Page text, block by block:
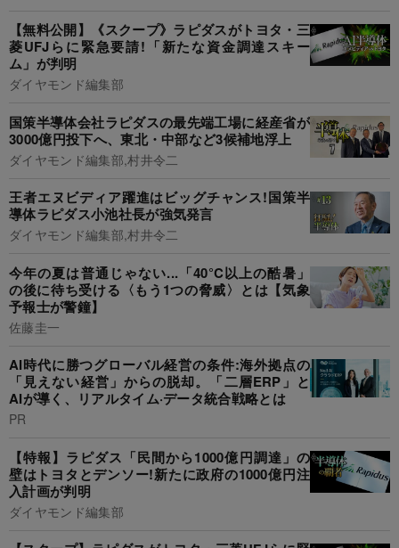
【無料公開】《スクープ》ラピダスがトヨタ・三
菱UFJらに緊急要請!「新たな資金調達スキー
ム」が判明
ダイヤモンド編集部
国策半導体会社ラピダスの最先端工場に経産省が
3000億円投下へ、東北・中部など3候補地浮上
ダイヤモンド編集部,村井令二
王者エヌビディア躍進はビッグチャンス!国策半
導体ラピダス小池社長が強気発言
ダイヤモンド編集部,村井令二
今年の夏は普通じゃない...「40°C以上の酷暑」
の後に待ち受ける〈もう1つの脅威〉とは【気象
予報士が警鐘】
佐藤圭一
AI時代に勝つグローバル経営の条件:海外拠点の
「見えない経営」からの脱却。「二層ERP」と
AIが導く、リアルタイム·データ統合戦略とは
PR
【特報】ラピダス「民間から1000億円調達」の
壁はトヨタとデンソー!新たに政府の1000億円注
入計画が判明
ダイヤモンド編集部